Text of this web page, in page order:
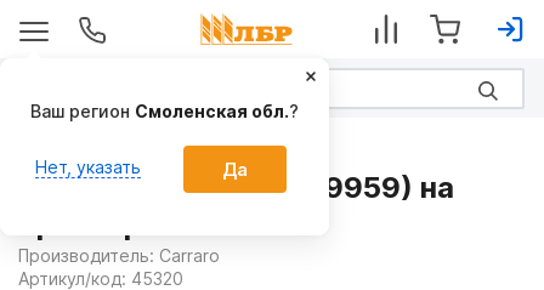
Сальник 4100114 (099959) на
Производитель: Carraro
Артикул/код: 45320
Ваш регион Смоленская обл.?
Нет, указать Да